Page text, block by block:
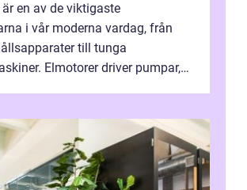
en av de viktigaste
i vår moderna vardag, från
till tunga
Elmotorer driver pumpar,